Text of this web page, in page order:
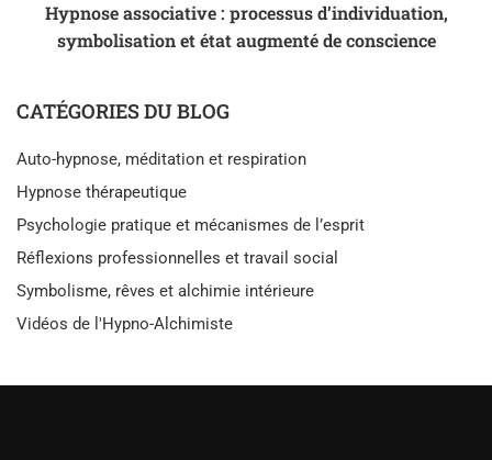
Hypnose associative : processus d’individuation,
symbolisation et état augmenté de conscience
CATÉGORIES DU BLOG
Auto-hypnose, méditation et respiration
Hypnose thérapeutique
Psychologie pratique et mécanismes de l’esprit
Réflexions professionnelles et travail social
Symbolisme, rêves et alchimie intérieure
Vidéos de l'Hypno-Alchimiste